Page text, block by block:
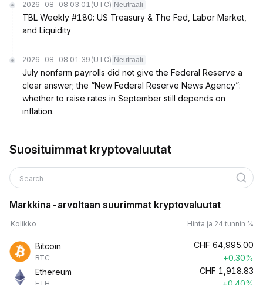
2026-08-08 03:01 (UTC) Neutraali
TBL Weekly #180: US Treasury & The Fed, Labor Market,
and Liquidity
2026-08-08 01:39 (UTC) Neutraali
July nonfarm payrolls did not give the Federal Reserve a
clear answer; the “New Federal Reserve News Agency”:
whether to raise rates in September still depends on
inflation.
Suosituimmat kryptovaluutat
Search
Markkina-arvoltaan suurimmat kryptovaluutat
Kolikko Hinta ja 24 tunnin %
Bitcoin
BTC
CHF 64,995.00
+0.30%
Ethereum
CHF 1,918.83